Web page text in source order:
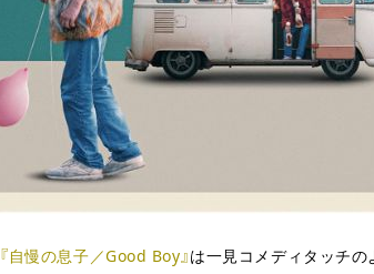
『自慢の息子／Good Boy』は一見コメディタッチの